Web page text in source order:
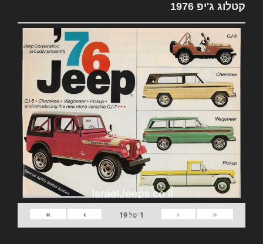
קטלוג ג'יפ 1976
«
‹
1 של19
›
»